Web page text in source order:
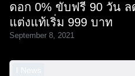
ดอก 0% ขับฟรี 90 วัน
แต่งแท้เริ่ม 999 บาท
September 8, 2021
I News